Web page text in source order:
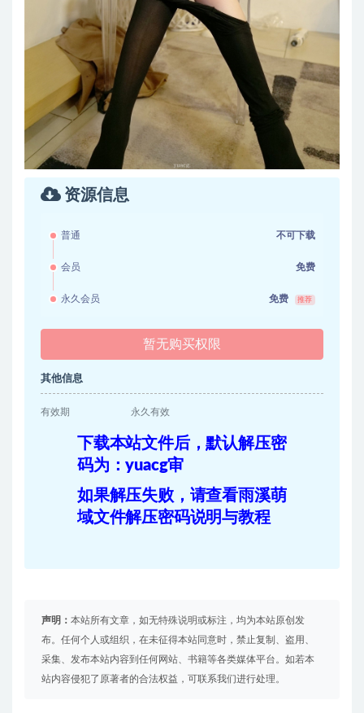
资源信息
普通 不可下载
会员 免费
永久会员 免费 推荐
暂无购买权限
其他信息
有效期 永久有效
下载本站文件后，默认解压密
码为：yuacg审
如果解压失败，请查看雨溪萌
域文件解压密码说明与教程
声明： 本站所有文章，如无特殊说明或标注，均为本站原创发
布。任何个人或组织，在未征得本站同意时，禁止复制、盗用、
采集、发布本站内容到任何网站、书籍等各类媒体平台。如若本
站内容侵犯了原著者的合法权益，可联系我们进行处理。